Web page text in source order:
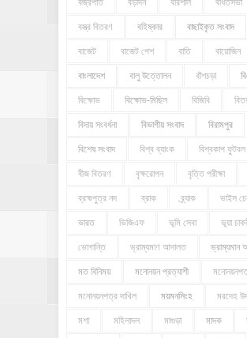
বজ্রপাত বড়দিন বরিশাল বর্ধিতসভা
বস্ত্র বিতরণ বহিষ্কার বাছাইকৃত সংবাদ
বাজেট বাজেট পেশ বাতি বায়োজিন
বাংলাদেশ বালু উত্তোলন বাঁশচড়া
বিক্ষোভ বিক্ষোভ-মিছিল বিজিবি
বিদায় সংবর্ধনা বিভাগীয় সংবাদ বিরামপুর
বিশেষ সংবাদ বিশ্ব ব্যাংক বিশ্বকাপ ফুটবল
বীজ বিতরণ বৃক্ষরোপন বৃত্তি পরীক্ষা
ব্রহ্মপুত্র নদ ব্রাক ব্র্যাক ভাইস
ভারত ভিজিএফ ভূমি সেবা ভূয়া
ভোগান্তি ভ্রাম্যমাণ আদালত ভ্রাম্যমান
মত বিনিময় মনোনয়ন প্রত্যাশী
মনোনয়নপত্র দাখিল ময়মনসিংহ মরদেহ
মশা মহিলাদল মাগুড়া মাদক